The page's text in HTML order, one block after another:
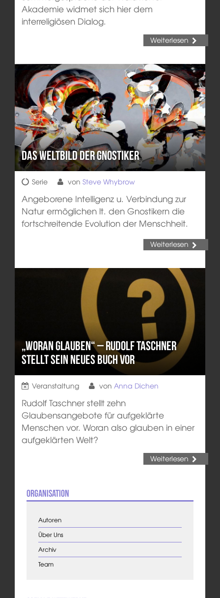
Akademie widmet sich hier dem
interreligiösen Dialog.
Weiterlesen
Das Weltbild der Gnostiker
Serie von Steve Whybrow
Angeborene Intelligenz u. Verbindung zur
Natur ermöglichen lt. den Gnostikern die
fortschreitende Evolution der Menschheit.
Weiterlesen
„Woran glauben“ – Rudolf Taschner
stellt sein neues Buch vor
Veranstaltung von Anna Dichen
Rudolf Taschner stellt zehn
Glaubensangebote für aufgeklärte
Menschen vor. Woran also glauben in einer
aufgeklärten Welt?
Weiterlesen
Organisation
Autoren
Über Uns
Archiv
Team